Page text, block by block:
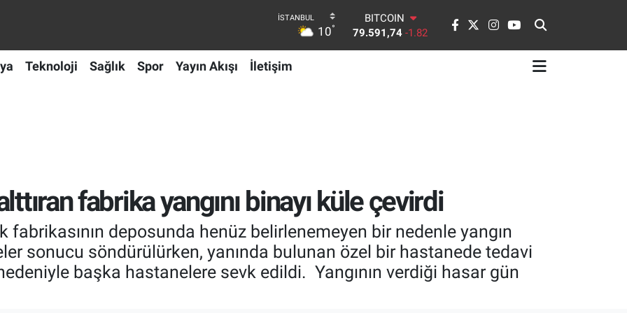
10°
DOLAR
45,43620 0.02
EURO
Teknoloji Sağlık Spor Yayın Akışı İletişim
fabrika yangını binayı küle çevirdi
deposunda henüz belirlenemeyen bir nedenle yangın
sonucu söndürülürken, yanında bulunan özel bir hastanede tedavi
başka hastanelere sevk edildi. Yangının verdiği hasar gün